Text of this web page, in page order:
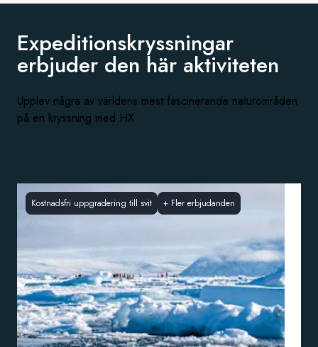
Expeditionskryssningar
erbjuder den här aktiviteten
Upplev några av världens mest fascinerande naturområden
på en kryssning med HX
Kostnadsfri uppgradering till svit + Fler erbjudanden